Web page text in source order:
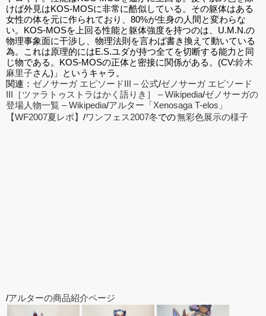
けば外見はKOS-MOSに非常に酷似している。その躯体はある
女性の体を元に作られており、80%が生身の人間と変わらな
い。KOS-MOSを上回る性能と躯体強度を持つのは、U.M.N.の
物理事象面に干渉し、物理法則を言わば書き換えて動いている
為。これは原理的にはE.S.ユダが持つ全てを切断する能力と同
じ物である。KOS-MOSの正体と密接に関係がある。(CV:鈴木
麻里子さん)」というキャラ。
関連： ゼノサーガ エピソードIII – 公式/ゼノサーガ エピソード
III［ツァラトゥストラはかく語りき］ – Wikipedia/ゼノサーガの
登場人物一覧 – Wikipedia/アルター「Xenosaga T-elos」
【WF2007夏レポ】 /ワンフェス2007冬での無彩色展示の様子
/アルターの商品紹介ページ